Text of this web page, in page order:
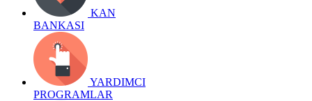
KAN
BANKASI
YARDIMCI
PROGRAMLAR